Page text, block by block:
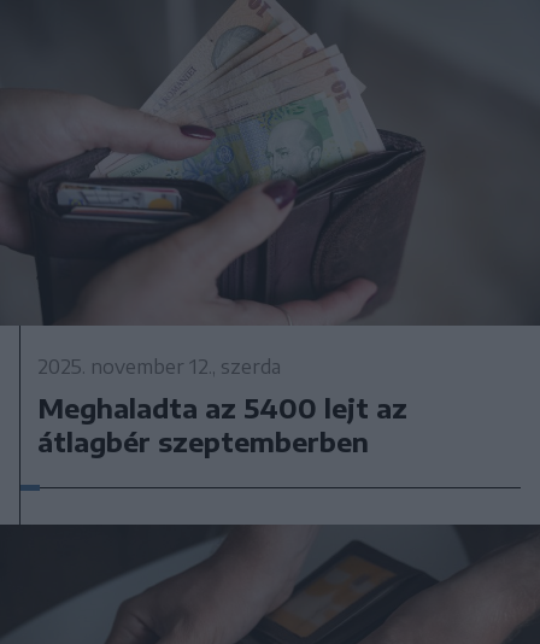
2025. november 12., szerda
Meghaladta az 5400 lejt az
átlagbér szeptemberben